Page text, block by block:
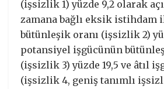
(işsizlik 1) yüzde 9,2 olarak
zamana bağlı eksik istihdam
bütünleşik oranı (işsizlik 2)
potansiyel işgücünün
(işsizlik 3) yüzde 19,5 ve âtıl
(işsizlik 4, geniş tanımlı